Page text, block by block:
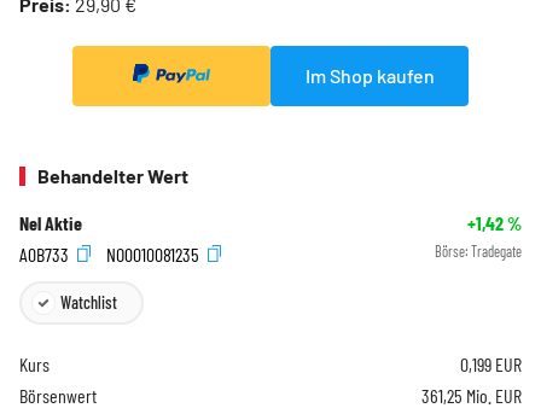
Im Shop kaufen
Behandelter Wert
Nel Aktie +1,42%
A0B733
NO0010081235 Börse: Tradegate
Watchlist
Kurs 0,199 EUR
Börsenwert
361,25 Mio. EUR